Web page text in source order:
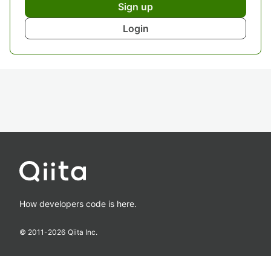
Sign up
Login
How developers code is here.
© 2011-2026 Qiita Inc.